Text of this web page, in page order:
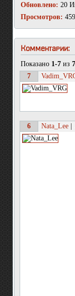
Обновлено: 20
Просмотров:
Комментарии:
Показано 1-7 из 7
7
6 Nata_Lee